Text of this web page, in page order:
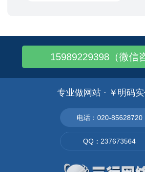
15989229398（微信
专业做网站 · ￥明码实
电话：020-85628720
QQ：237673564